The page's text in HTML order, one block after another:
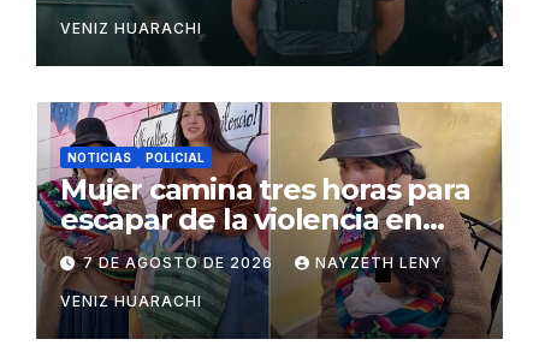
VENIZ HUARACHI
NOTICIAS POLICIAL
Mujer camina tres horas para
escapar de la violencia en
Potosí
7 DE AGOSTO DE 2026 NAYZETH LENY
VENIZ HUARACHI